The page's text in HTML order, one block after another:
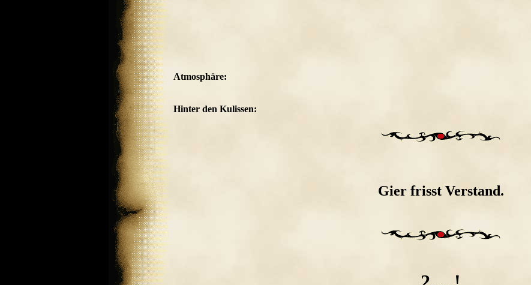
Atmosphäre:
Hinter den Kulissen:
Gier frisst Verstand.